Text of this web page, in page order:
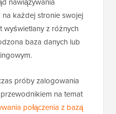
na każdej stronie swojej
wyświetlany z różnych
baza danych lub
próby zalogowania
na temat
połączenia z bazą